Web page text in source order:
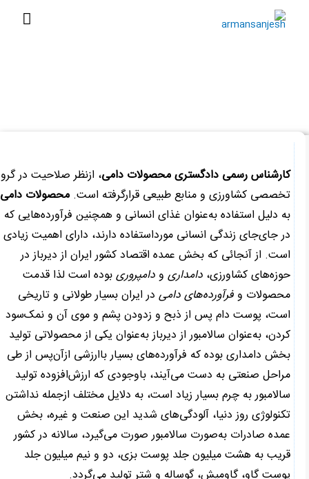
کارشناس رسمی دادگستری محصولات دامی، ازنظر صلاحیت در گروه
تخصصی کشاورزی و منابع طبیعی قرارگرفته است.محصولات دامی
به دلیل استفاده به‌عنوان غذای انسانی و همچنین فرآورده‌هایی که
در جای‌جای زندگی انسانی مورداستفاده دارند، دارای اهمیت زیادی
است. از آنجائی که بخش عمده اقتصاد کشور ایران از دیرباز در
حوزه‌های کشاورزی،دامداریو دامپروریبود‌ه است لذا قدمت
محصولات و فرآورده‌های دامیدر ایران بسیار طولانی و تاریخی
است، پوست دام پس از ذبح و زدودن پشم و موی آن و نمک‌سود
کردن، به‌عنوان سالامبور از دیرباز به‌عنوان یکی از محصولاتی تولید
بخش دامداری بوده که فرآورده‌های بسیار باارزشی ازآن‌پس از طی
مراحل صنعتی به دست می‌آیند، باوجودی که ارزش‌افزوده تولید
سالامبور به چرم بسیار زیاد است، به دلایل مختلف ازجمله نداشتن
تکنولوژی روز دنیا، آلودگی‌های شدید این صنعت و غیره، بخش
عمده صادرات به‌صورت سالامبور صورت می‌گیرد، سالانه در کشور
قریب به هشت میلیون جلد پوست بزی، دو و نیم میلیون جلد